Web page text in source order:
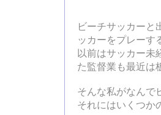
ビーチサッカーと
ッカーをプレーす
以前はサッカー未
た監督業も最近は
そんな私がなんで
それにはいくつか